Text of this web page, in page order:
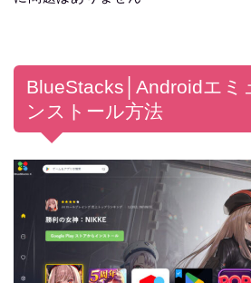
BlueStacks│Androidエミ
ンストール方法